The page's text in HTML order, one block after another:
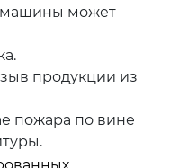
машины может
продукции из
пожара по вине